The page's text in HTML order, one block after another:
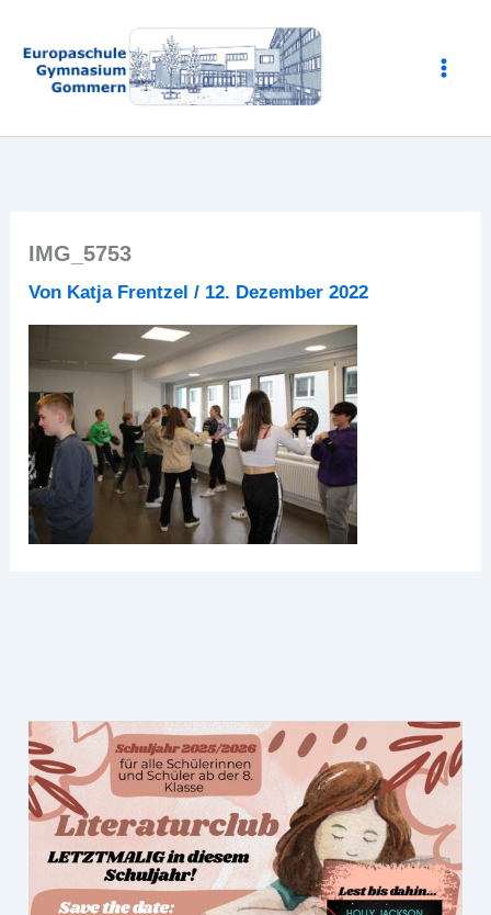
Inhalt
springen
IMG_5753
Von Katja Frentzel/ 12. Dezember 2022